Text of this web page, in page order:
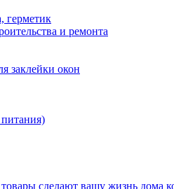
герметик
и ремонта
заклейки окон
сделают вашу жизнь дома